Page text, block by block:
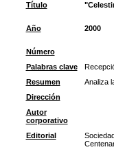
Título
Año 2000
Número
Palabras clave
Resumen
Analiza
Dirección
Autor
corporativo
Editorial